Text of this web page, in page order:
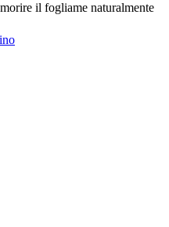
il fogliame naturalmente